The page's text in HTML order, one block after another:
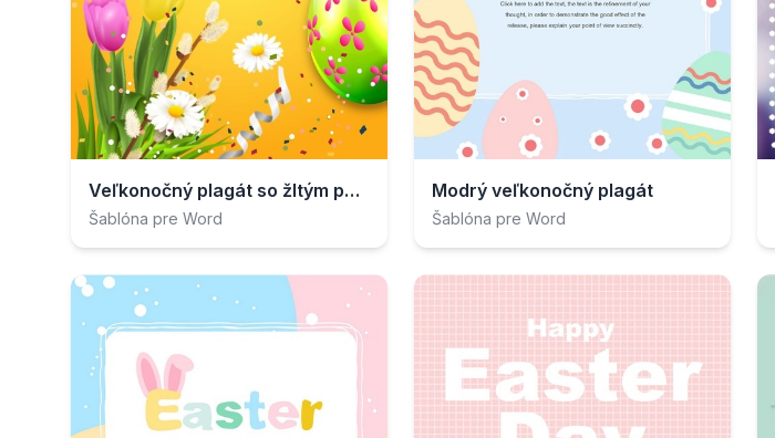
Veľkonočný plagát so žltým pozadím
Šablóna pre Word
Modrý veľkonočný plagát
Šablóna pre Word